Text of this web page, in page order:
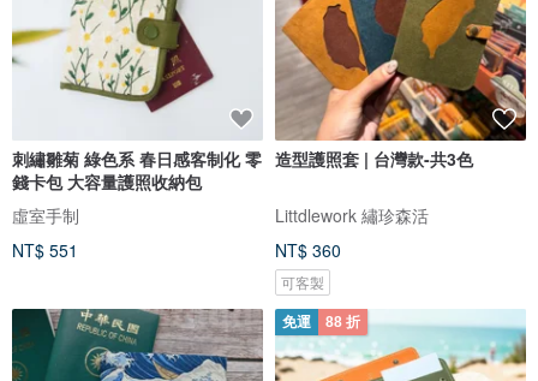
刺繡雛菊 綠色系 春日感客制化 零
錢卡包 大容量護照收納包
虛室手制
NT$ 551
造型護照套 | 台灣款-共3色
Littdlework 繡珍森活
NT$ 360
可客製
免運 88 折